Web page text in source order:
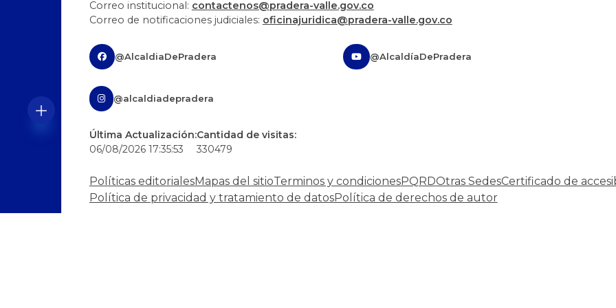
Correo institucional: contactenos@pradera-valle.gov.co
Correo de notificaciones judiciales: oficinajuridica@pradera-valle.gov.co
@AlcaldiaDePradera @AlcaldíaDePradera
@alcaldiadepradera
Última Actualización:
06/08/2026 17:35:53
Cantidad de visitas:
330479
Políticas editorialesMapas del sitioTerminos y condicionesPQRDOtras SedesCertificado de
Política de privacidad y tratamiento de datosPolítica de derechos de autor